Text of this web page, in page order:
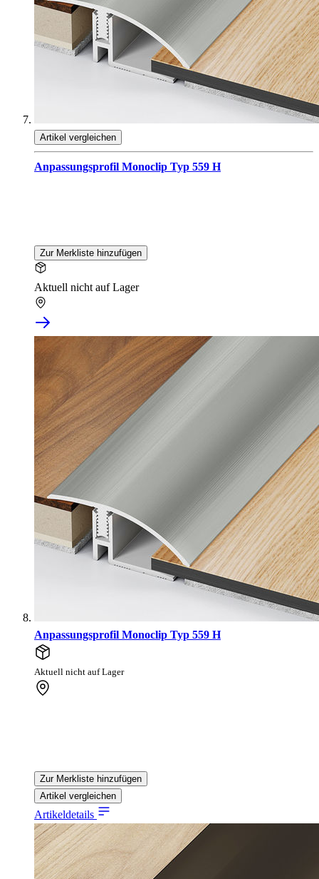
Artikel vergleichen
Anpassungsprofil Monoclip Typ 559 H
Zur Merkliste hinzufügen
Aktuell nicht auf Lager
Anpassungsprofil Monoclip Typ 559 H
Aktuell nicht auf Lager
Zur Merkliste hinzufügen
Artikel vergleichen
Artikeldetails